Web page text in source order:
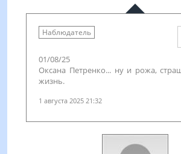
Наблюдатель
01/08/25
Оксана Петренко... ну и рожа,
жизнь.
1 августа 2025 21:32